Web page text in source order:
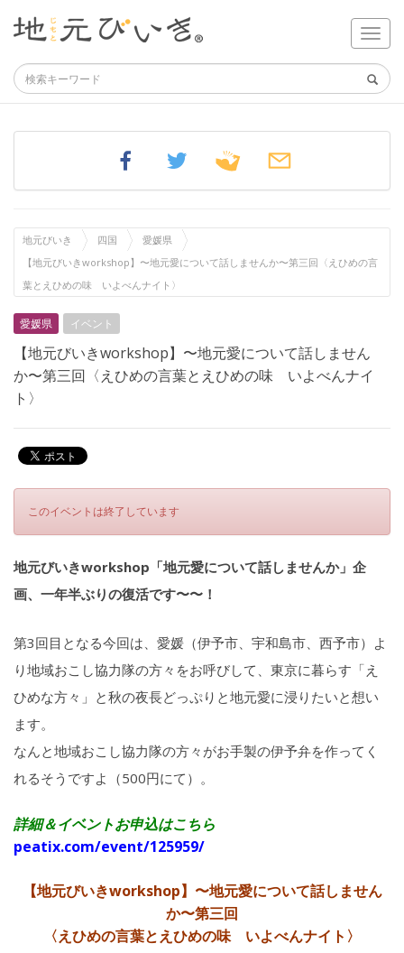
地元びいき 四国
愛媛県
【地元びいきworkshop】〜地元愛について話しませんか〜第三回〈えひめの言
葉とえひめの味 いよべんナイト〉
愛媛県 イベント
【地元びいきworkshop】〜地元愛について話しません
か〜第三回〈えひめの言葉とえひめの味 いよべんナイ
ト〉
このイベントは終了しています
地元びいきworkshop「地元愛について話しませんか」企
画、一年半ぶりの復活です〜〜！
第3回目となる今回は、愛媛（伊予市、宇和島市、西予市）よ
り地域おこし協力隊の方々をお呼びして、東京に暮らす「え
ひめな方々」と秋の夜長どっぷりと地元愛に浸りたいと想い
ます。
なんと地域おこし協力隊の方々がお手製の伊予弁を作ってく
れるそうですよ（500円にて）。
詳細＆イベントお申込はこちら
peatix.com/event/125959/
【地元びいきworkshop】〜地元愛について話しません
か〜第三回
〈えひめの言葉とえひめの味 いよべんナイト〉